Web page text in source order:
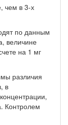
чем в 3-х
по данным
величине
на 1 мг
различия
в
Контролем